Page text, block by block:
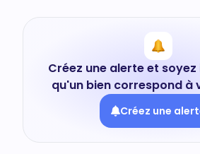
Créez une alerte et
qu'un bien correspond à
Créez une